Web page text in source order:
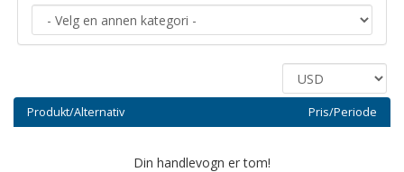
Produkt/Alternativ Pris/Periode
Din handlevogn er tom!